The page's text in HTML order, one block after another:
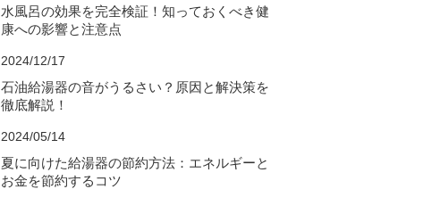
水風呂の効果を完全検証！知っておくべき健
康への影響と注意点
2024/12/17
石油給湯器の音がうるさい？原因と解決策を
徹底解説！
2024/05/14
夏に向けた給湯器の節約方法：エネルギーと
お金を節約するコツ